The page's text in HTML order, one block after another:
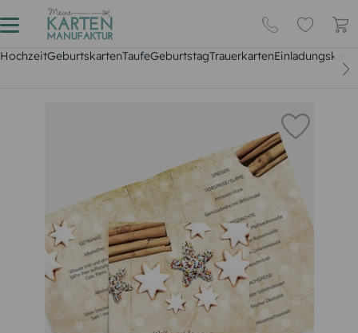
HochzeitGeburtskartenTaufeGeburtstagTrauerkarten